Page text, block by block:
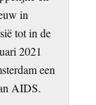
in
tot in de
2021
een
AIDS.